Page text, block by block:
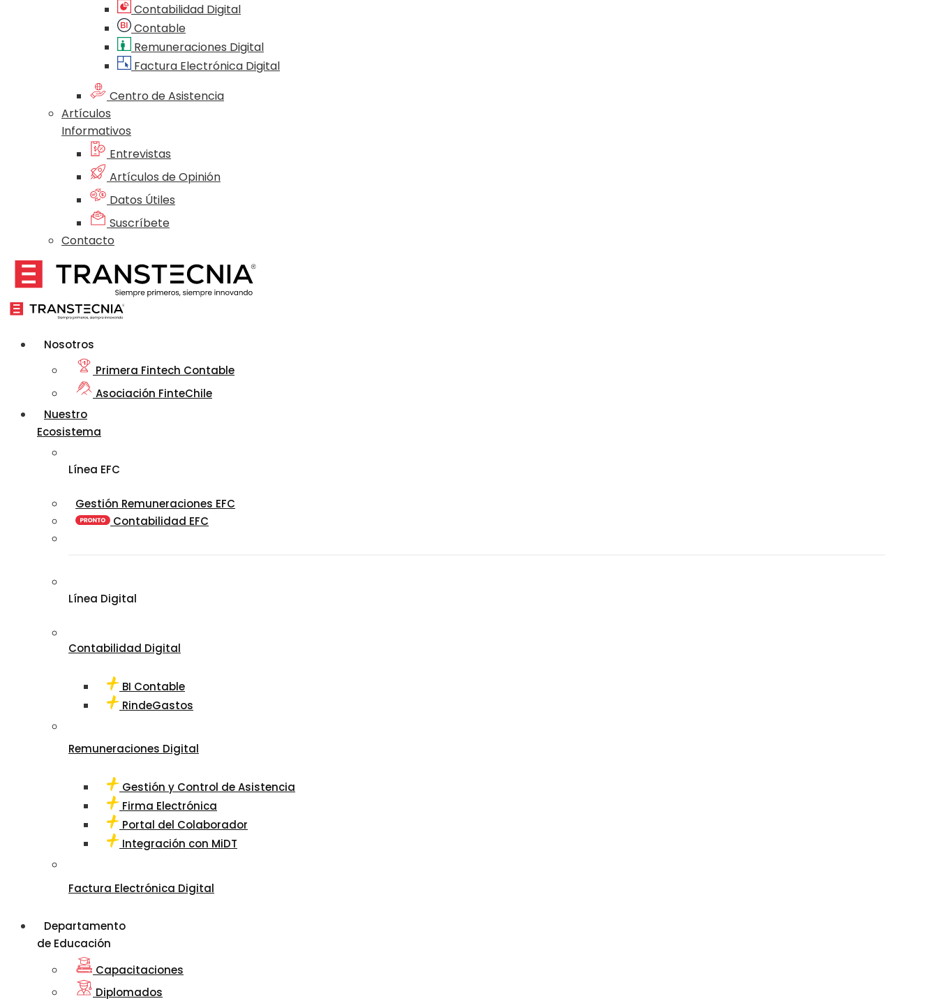
Contabilidad Digital
Contable
Remuneraciones Digital
Factura Electrónica Digital
Centro de Asistencia
Artículos
Informativos
Entrevistas
Artículos de Opinión
Datos Útiles
Suscríbete
Contacto
Nosotros
Primera Fintech Contable
Asociación FinteChile
Nuestro
Ecosistema
Línea EFC
Gestión Remuneraciones EFC
Contabilidad EFC
Línea Digital
Contabilidad Digital
BI Contable
RindeGastos
Remuneraciones Digital
Gestión y Control de Asistencia
Firma Electrónica
Portal del Colaborador
Integración con MiDT
Factura Electrónica Digital
Departamento
de Educación
Capacitaciones
Diplomados